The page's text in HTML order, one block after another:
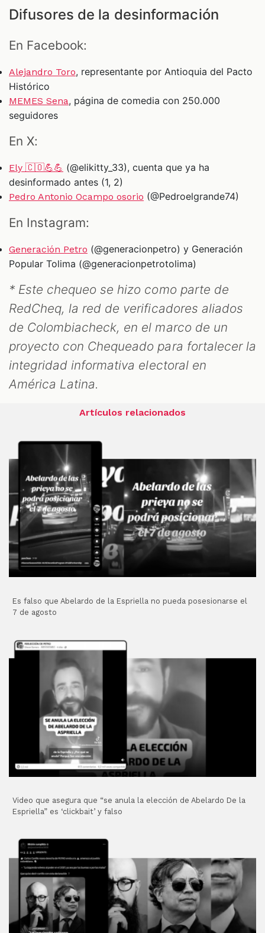
Difusores de la desinformación
En Facebook:
Alejandro Toro, representante por Antioquia del Pacto
Histórico
MEMES Sena, página de comedia con 250.000
seguidores
En X:
Ely 🇨🇴💪💪 (@elikitty_33), cuenta que ya ha
desinformado antes (1, 2)
Pedro Antonio Ocampo osorio (@Pedroelgrande74)
En Instagram:
Generación Petro (@generacionpetro) y Generación
Popular Tolima (@generacionpetrotolima)
* Este chequeo se hizo como parte de
RedCheq, la red de verificadores aliados
de Colombiacheck, en el marco de un
proyecto con Chequeado para fortalecer la
integridad informativa electoral en
América Latina.
Artículos relacionados
Es falso que Abelardo de la Espriella no pueda posesionarse el
7 de agosto
Video que asegura que “se anula la elección de Abelardo De la
Espriella” es ‘clickbait’ y falso